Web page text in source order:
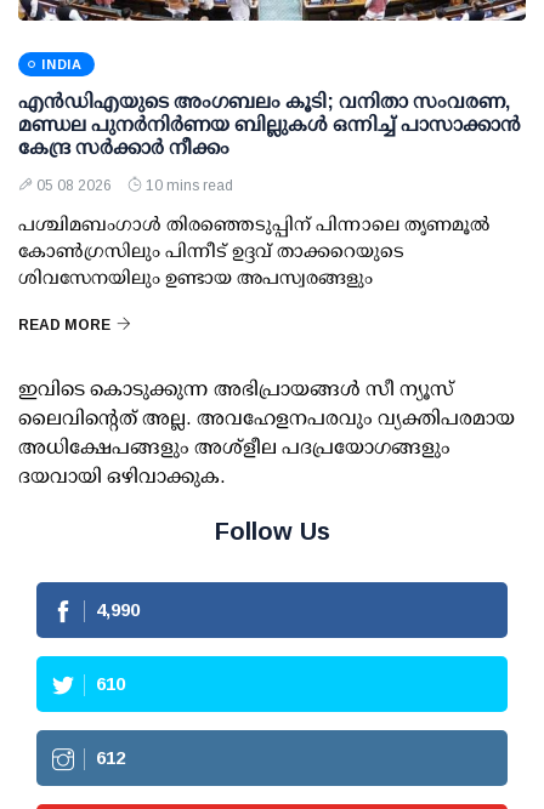
INDIA
എന്‍ഡിഎയുടെ അംഗബലം കൂടി; വനിതാ സംവരണ,
മണ്ഡല പുനര്‍നിര്‍ണയ ബില്ലുകള്‍ ഒന്നിച്ച് പാസാക്കാന്‍
കേന്ദ്ര സര്‍ക്കാര്‍ നീക്കം
05 08 2026 10 mins read
പശ്ചിമബംഗാള്‍ തിരഞ്ഞെടുപ്പിന് പിന്നാലെ തൃണമൂല്‍
കോണ്‍ഗ്രസിലും പിന്നീട് ഉദ്ദവ് താക്കറെയുടെ
ശിവസേനയിലും ഉണ്ടായ അപസ്വരങ്ങളും
READ MORE
ഇവിടെ കൊടുക്കുന്ന അഭിപ്രായങ്ങള്‍ സീ ന്യൂസ്
ലൈവിന്റെത് അല്ല. അവഹേളനപരവും വ്യക്തിപരമായ
അധിക്ഷേപങ്ങളും അശ്‌ളീല പദപ്രയോഗങ്ങളും
ദയവായി ഒഴിവാക്കുക.
Follow Us
4,990
610
612